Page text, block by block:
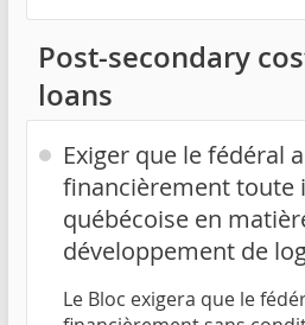
Post-secondary
loans
Exiger que le fédéral
financièrement toute
québécoise en
développement de
Le Bloc exigera que le